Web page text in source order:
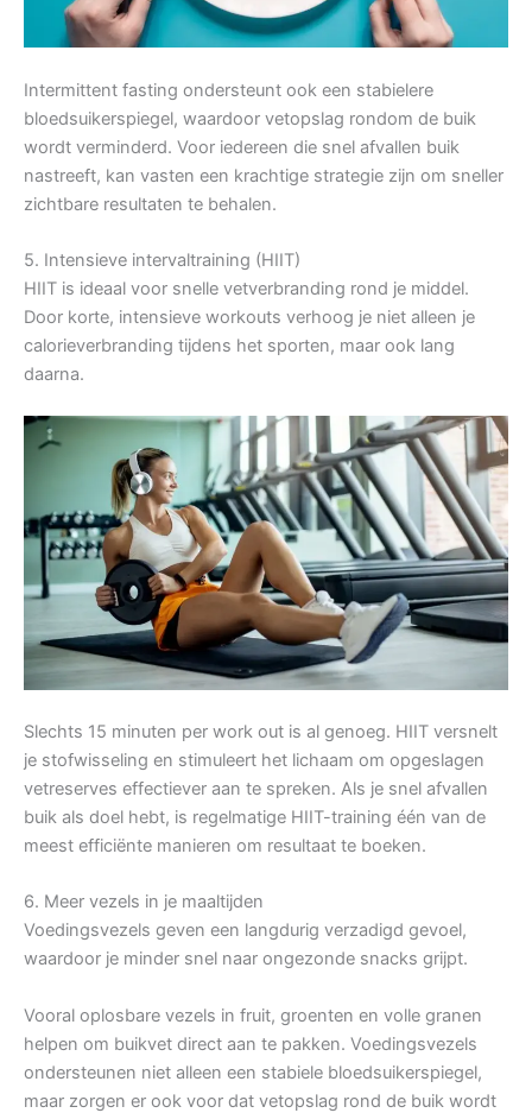
Intermittent fasting ondersteunt ook een stabielere
bloedsuikerspiegel, waardoor vetopslag rondom de buik
wordt verminderd. Voor iedereen die snel afvallen buik
nastreeft, kan vasten een krachtige strategie zijn om sneller
zichtbare resultaten te behalen.
5. Intensieve intervaltraining (HIIT)
HIIT is ideaal voor snelle vetverbranding rond je middel.
Door korte, intensieve workouts verhoog je niet alleen je
calorieverbranding tijdens het sporten, maar ook lang
daarna.
Slechts 15 minuten per work out is al genoeg. HIIT versnelt
je stofwisseling en stimuleert het lichaam om opgeslagen
vetreserves effectiever aan te spreken. Als je snel afvallen
buik als doel hebt, is regelmatige HIIT-training één van de
meest efficiënte manieren om resultaat te boeken.
6. Meer vezels in je maaltijden
Voedingsvezels geven een langdurig verzadigd gevoel,
waardoor je minder snel naar ongezonde snacks grijpt.
Vooral oplosbare vezels in fruit, groenten en volle granen
helpen om buikvet direct aan te pakken. Voedingsvezels
ondersteunen niet alleen een stabiele bloedsuikerspiegel,
maar zorgen er ook voor dat vetopslag rond de buik wordt